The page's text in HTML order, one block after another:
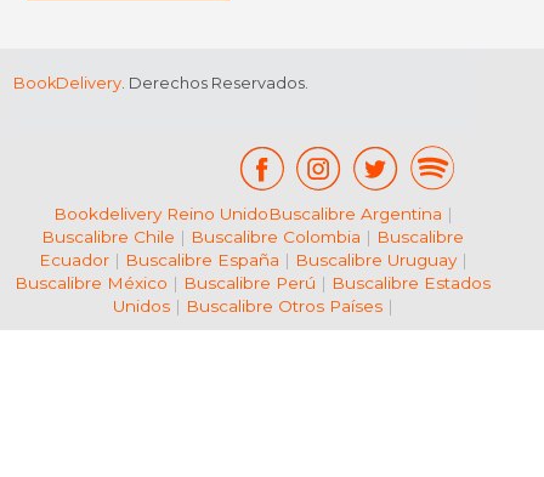
BookDelivery. Derechos Reservados.
Bookdelivery Reino UnidoBuscalibre Argentina |
Buscalibre Chile | Buscalibre Colombia | Buscalibre
Ecuador| Buscalibre España | Buscalibre Uruguay|
Buscalibre México | Buscalibre Perú | Buscalibre Estados
Unidos| Buscalibre Otros Países|